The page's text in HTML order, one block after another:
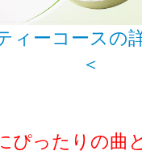
ィーコースの
＜
ぴったりの曲